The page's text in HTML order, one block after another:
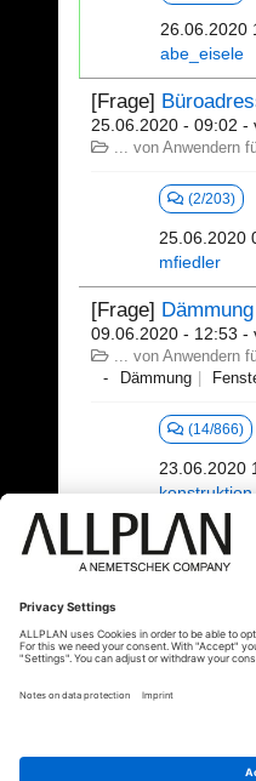
26.06.2020
abe_eisele
[Frage]
25.06.2020 - 09:02 -
... von Anwendern
(2/203)
25.06.2020
mfiedler
[Frage]
09.06.2020 - 12:53 -
... von Anwendern
Dämmung
(14/866)
23.06.2020
konstruktion
61 - 80 (361)